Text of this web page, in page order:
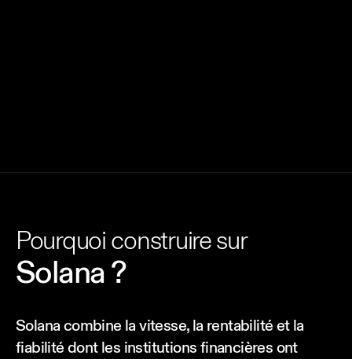
Pourquoi construire sur
Solana ?
Solana combine la vitesse, la rentabilité et la
fiabilité dont les institutions financières ont